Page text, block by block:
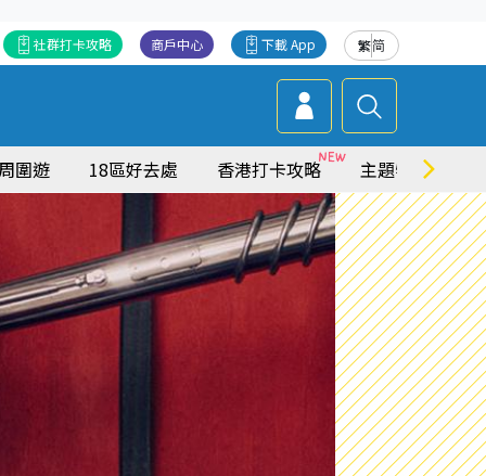
繁简
下載 App
商戶中心
社群打卡攻略
圍遊 18區好去處 香港打卡攻略 主題特集